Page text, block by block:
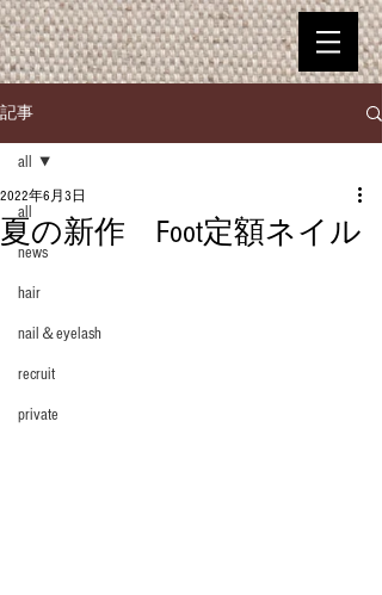
記事
all
news
hair
nail＆eyelash
recruit
private
all
夏の新作 Foot定額ネイル
2022年6月3日